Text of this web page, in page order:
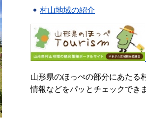
村山地域の紹介
山形県のほっぺの部分にあたる
情報などをパッとチェックでき